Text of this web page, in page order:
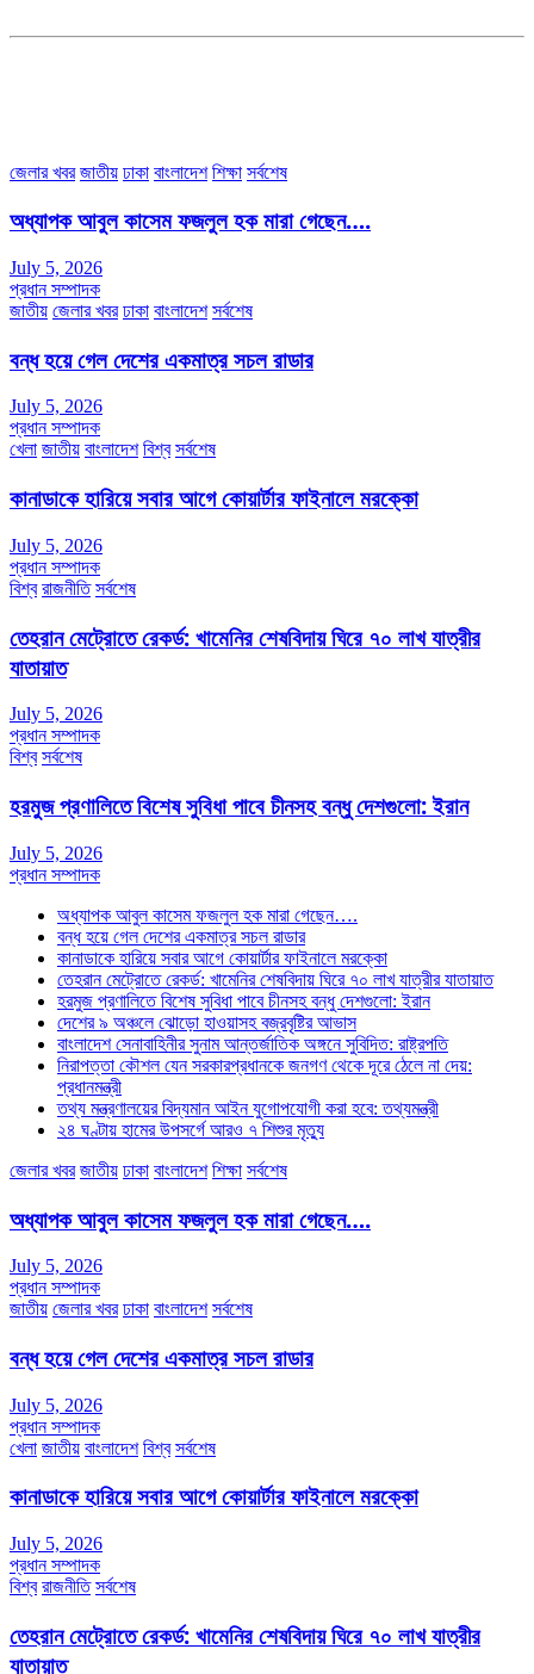
জেলার খবর জাতীয় ঢাকা বাংলাদেশ শিক্ষা সর্বশেষ
অধ্যাপক আবুল কাসেম ফজলুল হক মারা গেছেন….
July 5, 2026
প্রধান সম্পাদক
জাতীয় জেলার খবর ঢাকা বাংলাদেশ সর্বশেষ
বন্ধ হয়ে গেল দেশের একমাত্র সচল রাডার
July 5, 2026
প্রধান সম্পাদক
খেলা জাতীয় বাংলাদেশ বিশ্ব সর্বশেষ
কানাডাকে হারিয়ে সবার আগে কোয়ার্টার ফাইনালে মরক্কো
July 5, 2026
প্রধান সম্পাদক
বিশ্ব রাজনীতি সর্বশেষ
তেহরান মেট্রোতে রেকর্ড: খামেনির শেষবিদায় ঘিরে ৭০ লাখ যাত্রীর
যাতায়াত
July 5, 2026
প্রধান সম্পাদক
বিশ্ব সর্বশেষ
হরমুজ প্রণালিতে বিশেষ সুবিধা পাবে চীনসহ বন্ধু দেশগুলো: ইরান
July 5, 2026
প্রধান সম্পাদক
অধ্যাপক আবুল কাসেম ফজলুল হক মারা গেছেন….
বন্ধ হয়ে গেল দেশের একমাত্র সচল রাডার
কানাডাকে হারিয়ে সবার আগে কোয়ার্টার ফাইনালে মরক্কো
তেহরান মেট্রোতে রেকর্ড: খামেনির শেষবিদায় ঘিরে ৭০ লাখ যাত্রীর যাতায়াত
হরমুজ প্রণালিতে বিশেষ সুবিধা পাবে চীনসহ বন্ধু দেশগুলো: ইরান
দেশের ৯ অঞ্চলে ঝোড়ো হাওয়াসহ বজ্রবৃষ্টির আভাস
বাংলাদেশ সেনাবাহিনীর সুনাম আন্তর্জাতিক অঙ্গনে সুবিদিত: রাষ্ট্রপতি
নিরাপত্তা কৌশল যেন সরকারপ্রধানকে জনগণ থেকে দূরে ঠেলে না দেয়:
প্রধানমন্ত্রী
তথ্য মন্ত্রণালয়ের বিদ্যমান আইন যুগোপযোগী করা হবে: তথ্যমন্ত্রী
২৪ ঘণ্টায় হামের উপসর্গে আরও ৭ শিশুর মৃত্যু
জেলার খবর জাতীয় ঢাকা বাংলাদেশ শিক্ষা সর্বশেষ
অধ্যাপক আবুল কাসেম ফজলুল হক মারা গেছেন….
July 5, 2026
প্রধান সম্পাদক
জাতীয় জেলার খবর ঢাকা বাংলাদেশ সর্বশেষ
বন্ধ হয়ে গেল দেশের একমাত্র সচল রাডার
July 5, 2026
প্রধান সম্পাদক
খেলা জাতীয় বাংলাদেশ বিশ্ব সর্বশেষ
কানাডাকে হারিয়ে সবার আগে কোয়ার্টার ফাইনালে মরক্কো
July 5, 2026
প্রধান সম্পাদক
বিশ্ব রাজনীতি সর্বশেষ
তেহরান মেট্রোতে রেকর্ড: খামেনির শেষবিদায় ঘিরে ৭০ লাখ যাত্রীর
যাতায়াত